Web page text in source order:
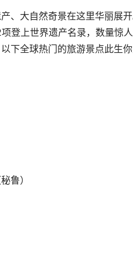
、大自然奇景在这里华丽展
登上世界遗产名录，数量惊
下全球热门的旅游景点此生你
鲁）